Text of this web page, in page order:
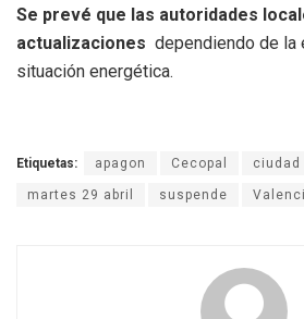
Se prevé que las autoridades
actualizaciones dependiendo de la
situación energética.
Etiquetas: apagon Cecopal ciudad
martes 29 abril suspende